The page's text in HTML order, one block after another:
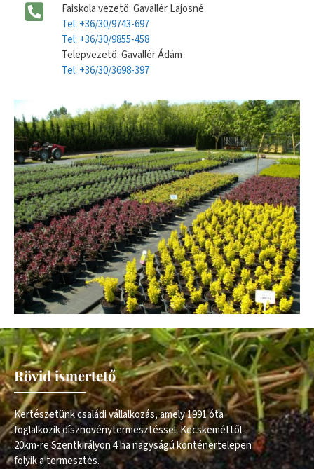
Faiskola vezető: Gavallér Lajosné
Tel: +36/30/9743-697
Tel: +36/30/9855-458
Telepvezető: Gavallér Ádám
Tel: +36/30/3698-397
Rövid ismertető
Kertészetünk családi vállalkozás, amely 1991 óta
foglalkozik dísznövénytermesztéssel. Kecskeméttől
20km-re Szentkirályon 4 ha nagyságú konténertelepen
folyik a termesztés.